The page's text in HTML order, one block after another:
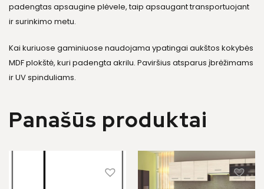
padengtas apsaugine plėvele, taip apsaugant transportuojant
ir surinkimo metu.
Kai kuriuose gaminiuose naudojama ypatingai aukštos kokybės
MDF plokštė, kuri padengta akrilu. Paviršius atsparus įbrėžimams
ir UV spinduliams.
Panašūs produktai